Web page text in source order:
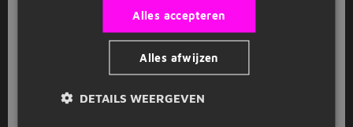
Casemanager Verzuim - Arnhem
Arnhem (7 km)
Alles accepteren
Alles afwijzen
DETAILS WEERGEVEN